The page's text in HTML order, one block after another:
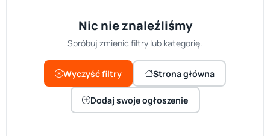
Nic nie znaleźliśmy
Spróbuj zmienić filtry lub kategorię.
Wyczyść filtry Strona główna
Dodaj swoje ogłoszenie